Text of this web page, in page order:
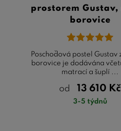
prostorem Gustav,
borovice
Poschoďová postel Gustav
borovice je dodávána
matrací a šuplí ...
od 13 610 Kč
3-5 týdnů